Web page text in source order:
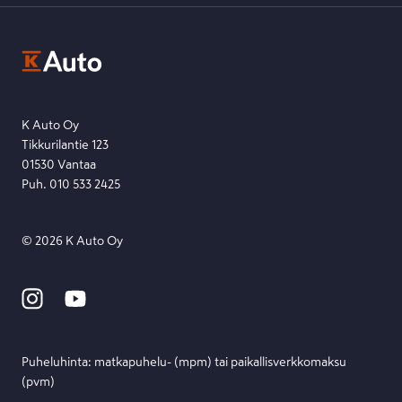
Etsi toimipiste
K Auto Oy
Tikkurilantie 123
01530 Vantaa
Puh. 010 533 2425
© 2026 K Auto Oy
Puheluhinta: matka­puhelu- (mpm) tai paikallis­verkko­maksu
(pvm)